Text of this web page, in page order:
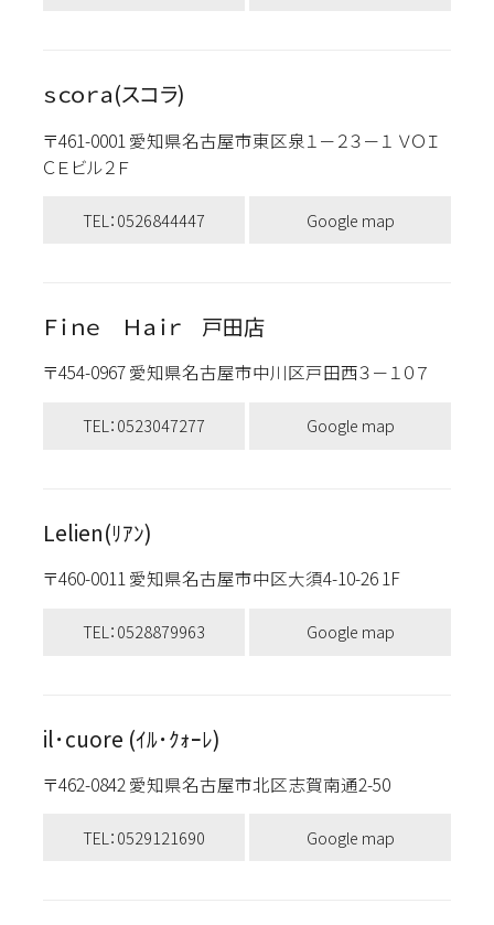
ｓｃｏｒａ(スコラ)
〒461-0001 愛知県名古屋市東区泉１－２３－１ ＶＯＩ
ＣＥビル２Ｆ
TEL：0526844447 Google map
Ｆｉｎｅ Ｈａｉｒ 戸田店
〒454-0967 愛知県名古屋市中川区戸田西３－１０７
TEL：0523047277 Google map
Lelien(ﾘｱﾝ)
〒460-0011 愛知県名古屋市中区大須4-10-26 1F
TEL：0528879963 Google map
il･cuore (ｲﾙ･ｸｫｰﾚ)
〒462-0842 愛知県名古屋市北区志賀南通2-50
TEL：0529121690 Google map